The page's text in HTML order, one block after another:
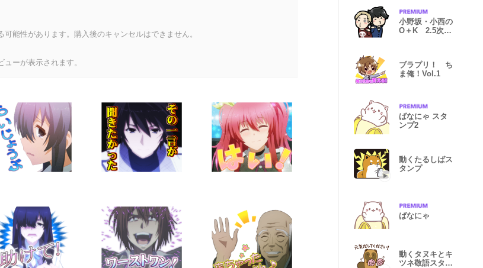
能性があります。購入後のキャンセルはできません。
ーが表示されます。
小野坂・小西の
O＋K 2.5次元
ブラプリ！ ち
ま俺！Vol.1
ばなにゃ スタ
ンプ2
動くたるしばス
タンプ
ばなにゃ
動くタヌキとキ
ツネ敬語スタン